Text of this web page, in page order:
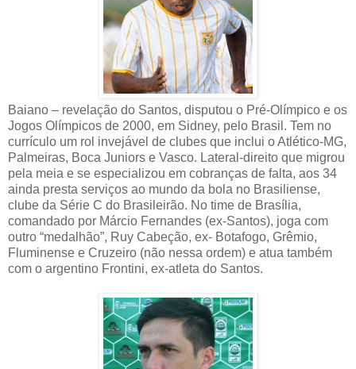
Baiano – revelação do Santos, disputou o Pré-Olímpico e os
Jogos Olímpicos de 2000, em Sidney, pelo Brasil. Tem no
currículo um rol invejável de clubes que inclui o Atlético-MG,
Palmeiras, Boca Juniors e Vasco. Lateral-direito que migrou
pela meia e se especializou em cobranças de falta, aos 34
ainda presta serviços ao mundo da bola no Brasiliense,
clube da Série C do Brasileirão. No time de Brasília,
comandado por Márcio Fernandes (ex-Santos), joga com
outro “medalhão”, Ruy Cabeção, ex- Botafogo, Grêmio,
Fluminense e Cruzeiro (não nessa ordem) e atua também
com o argentino Frontini, ex-atleta do Santos.